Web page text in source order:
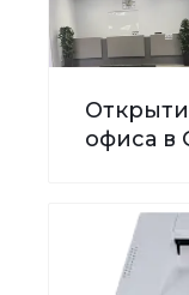
офиса в